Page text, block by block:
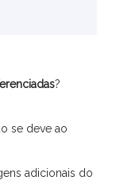
?
se deve ao
adicionais do